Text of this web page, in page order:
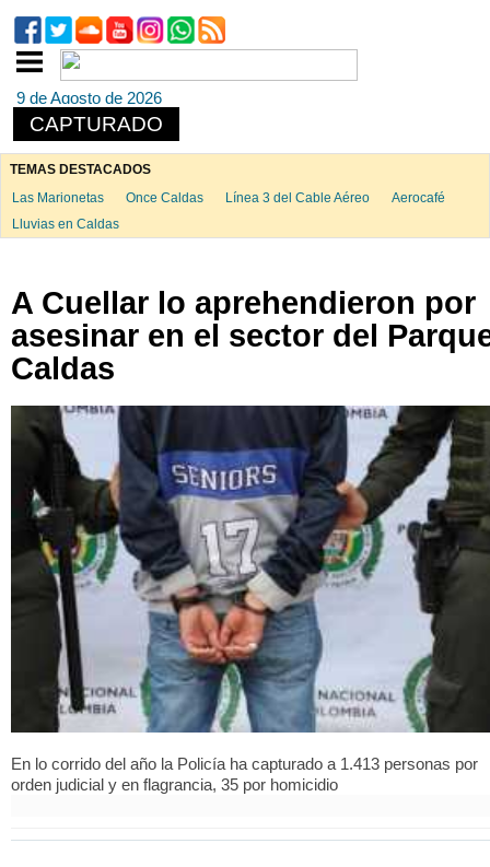
9 de Agosto de 2026
CAPTURADO
TEMAS DESTACADOS
Las Marionetas
Once Caldas Línea 3 del Cable Aéreo
Aerocafé
Lluvias en Caldas
A Cuellar lo aprehendieron por
asesinar en el sector del
Caldas
En lo corrido del año la Policía ha capturado a 1.413 personas por
orden judicial y en flagrancia, 35 por homicidio